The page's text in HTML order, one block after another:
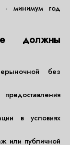
- минимум год
должны
без
в условиях
или публичной